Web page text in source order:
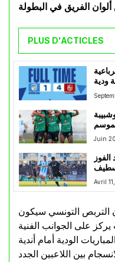
PLUS D'ACTICLES
ودية
Juin
Avril
التربص التونسي سيكون
على الجوانب الفنية
الودية أمام أندية
بين اللاعبين الجدد